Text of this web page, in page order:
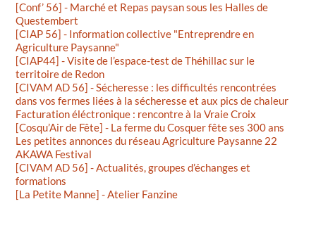
[Conf’ 56] - Marché et Repas paysan sous les Halles de
Questembert
[CIAP 56] - Information collective "Entreprendre en
Agriculture Paysanne"
[CIAP44] - Visite de l’espace-test de Théhillac sur le
territoire de Redon
[CIVAM AD 56] - Sécheresse : les difficultés rencontrées
dans vos fermes liées à la sécheresse et aux pics de chaleur
Facturation éléctronique : rencontre à la Vraie Croix
[Cosqu’Air de Fête] - La ferme du Cosquer fête ses 300 ans
Les petites annonces du réseau Agriculture Paysanne 22
AKAWA Festival
[CIVAM AD 56] - Actualités, groupes d’échanges et
formations
[La Petite Manne] - Atelier Fanzine